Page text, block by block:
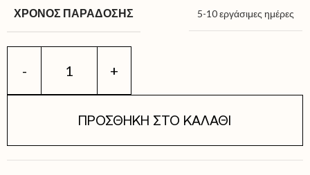
ΧΡΌΝΟΣ ΠΑΡΆΔΟΣΗΣ 5-10 εργάσιμες ημέρες
ΠΡΟΣΘΉΚΗ ΣΤΟ ΚΑΛΆΘΙ